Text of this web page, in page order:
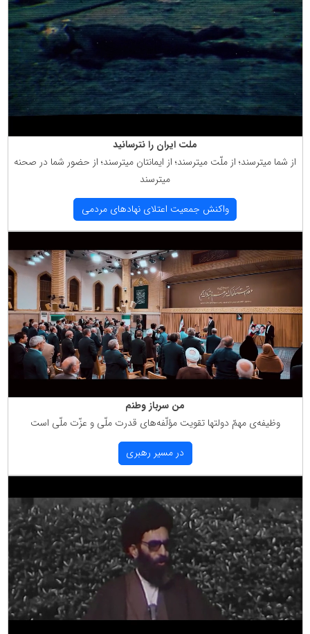
ملت ایران را نترسانید
از شما میترسند؛ از ملّت میترسند؛ از ایمانتان میترسند؛ از حضور شما در صحنه
میترسند
واكنش جمعیت اعتلای نهادهای مردمی
من سرباز وطنم
وظیفه‌ی مهمّ دولتها تقویت مؤلّفه‌های قدرت ملّی و عزّت ملّی است
در مسیر رهبری